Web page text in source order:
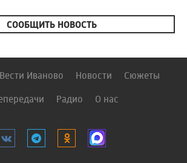
СООБЩИТЬ НОВОСТЬ
Вести Иваново Новости Сюжеты
Радио О нас